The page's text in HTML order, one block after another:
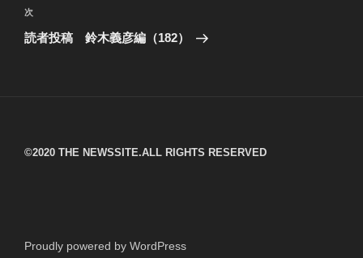
ビ
ゲ
投
稿
次
の
次
読者投稿 鈴木義彦編（182）
©︎2020 THE NEWSSITE.ALL RIGHTS RESERVED
Proudly powered by WordPress